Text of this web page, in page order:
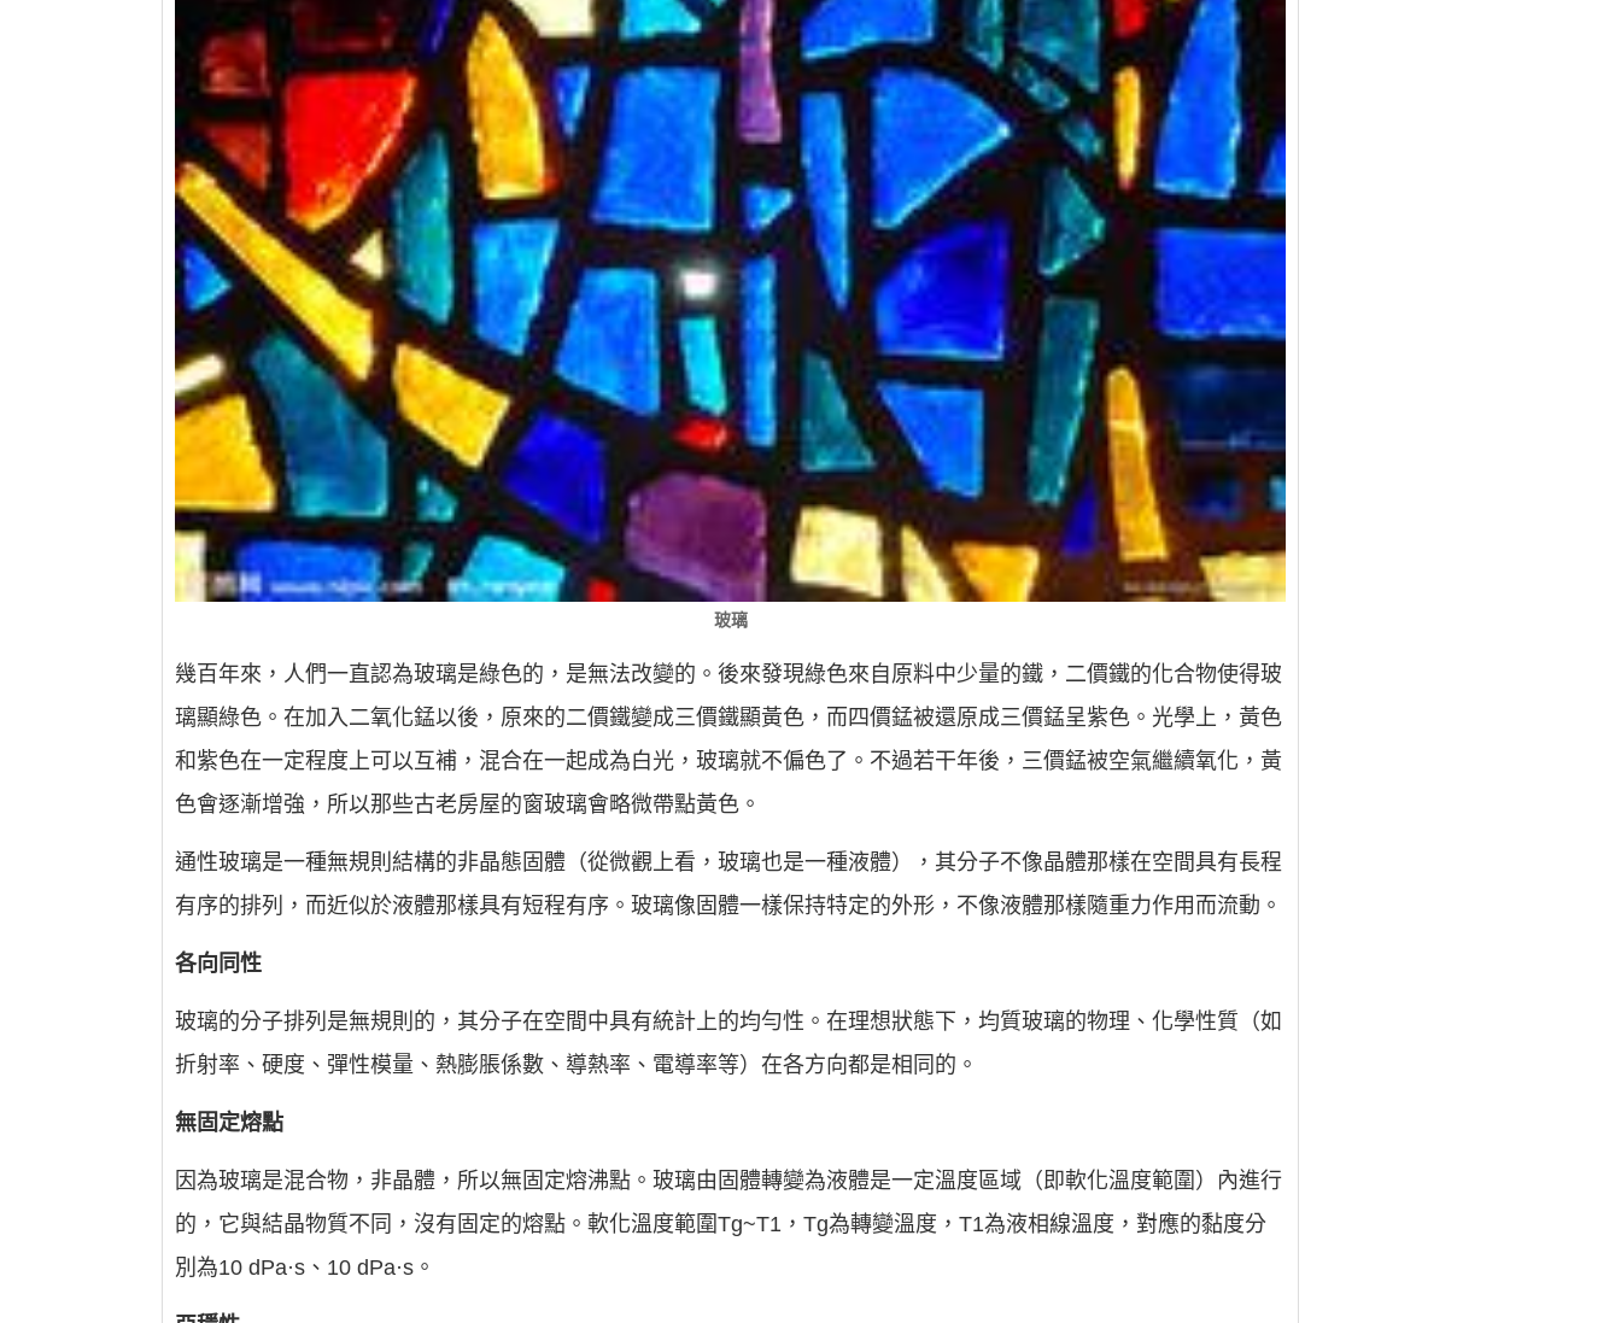
玻璃
幾百年來，人們一直認為玻璃是綠色的，是無法改變的。後來發現綠色來自原料中少量的鐵，二價鐵的化合物使得玻
璃顯綠色。在加入二氧化錳以後，原來的二價鐵變成三價鐵顯黃色，而四價錳被還原成三價錳呈紫色。光學上，黃色
和紫色在一定程度上可以互補，混合在一起成為白光，玻璃就不偏色了。不過若干年後，三價錳被空氣繼續氧化，黃
色會逐漸增強，所以那些古老房屋的窗玻璃會略微帶點黃色。
通性玻璃是一種無規則結構的非晶態固體（從微觀上看，玻璃也是一種液體），其分子不像晶體那樣在空間具有長程
有序的排列，而近似於液體那樣具有短程有序。玻璃像固體一樣保持特定的外形，不像液體那樣隨重力作用而流動。
各向同性
玻璃的分子排列是無規則的，其分子在空間中具有統計上的均勻性。在理想狀態下，均質玻璃的物理、化學性質（如
折射率、硬度、彈性模量、熱膨脹係數、導熱率、電導率等）在各方向都是相同的。
無固定熔點
因為玻璃是混合物，非晶體，所以無固定熔沸點。玻璃由固體轉變為液體是一定溫度區域（即軟化溫度範圍）內進行
的，它與結晶物質不同，沒有固定的熔點。軟化溫度範圍Tg~T1，Tg為轉變溫度，T1為液相線溫度，對應的黏度分
別為10 dPa·s、10 dPa·s。